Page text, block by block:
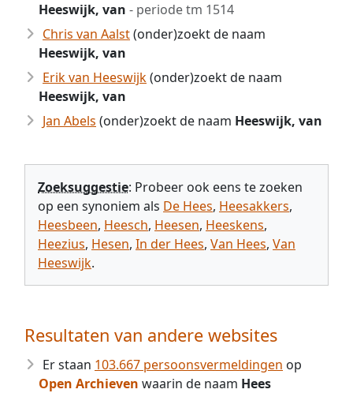
Heeswijk, van - periode tm 1514
Chris van Aalst(onder)zoekt de naam
Heeswijk, van
Erik van Heeswijk(onder)zoekt de naam
Heeswijk, van
Jan Abels (onder)zoekt de naam Heeswijk, van
Zoeksuggestie: Probeer ook eens te zoeken
op een synoniem als De Hees, Heesakkers,
Heesbeen, Heesch, Heesen, Heeskens,
Heezius, Hesen, In der Hees, Van Hees, Van
Heeswijk.
Resultaten van andere websites
Er staan 103.667 persoonsvermeldingen op
Open Archieven waarin de naam Hees